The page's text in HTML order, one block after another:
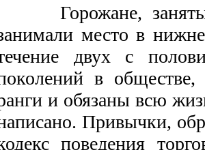
Горожане, занятые
место в
двух с
в
и обязаны всю
Привычки,
поведения